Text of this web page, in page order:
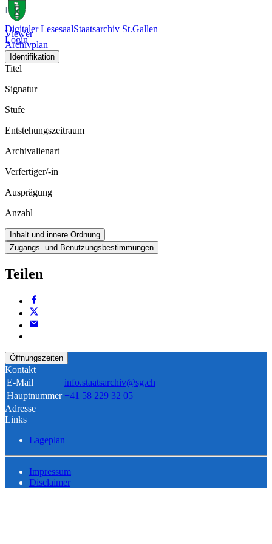
Digitaler LesesaalStaatsarchiv St.Gallen
Login
Bild
Viewer
Archivplan
Identifikation
Titel
Signatur
Stufe
Entstehungszeitraum
Archivalienart
Verfertiger/-in
Ausprägung
Anzahl
Inhalt und innere Ordnung
Zugangs- und Benutzungsbestimmungen
Teilen
Öffnungszeiten
Kontakt
E-Mail
info.staatsarchiv@sg.ch
Hauptnummer +41 58 229 32 05
Adresse
Links
Lageplan
Impressum
Disclaimer